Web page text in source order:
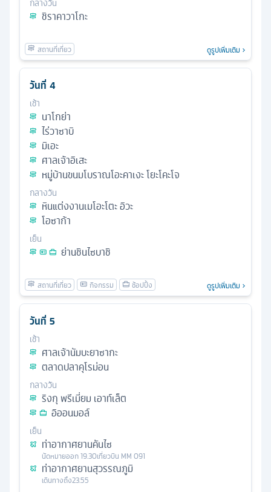
กลางวัน
ชิราคาวาโกะ
ดูรูปเพิ่มเติม
วันที่ 4
เช้า
นาโกย่า
ไร่วาซาบิ
มิเอะ
ศาลเจ้าอิเสะ
หมู่บ้านขนมโบราณโอะคาเงะ โยะโคะโจ
กลางวัน
หินแต่งงานเมโอะโตะ อิวะ
โอซาก้า
เย็น
ย่านชินไซบาชิ
ดูรูปเพิ่มเติม
วันที่ 5
เช้า
ศาลเจ้านัมบะยาซากะ
ตลาดปลาคุโรม่อน
กลางวัน
ริงกุ พรีเมี่ยม เอาท์เล็ต
อิออนมอล์
เย็น
ท่าอากาศยานคันไซ
นัดหมายออก19.30เที่ยวบิน MM 091
ท่าอากาศยานสุวรรณภูมิ
เดินทางถึง23.55